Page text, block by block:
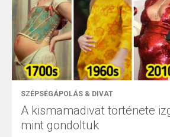
SZÉPSÉGÁPOLÁS & DIVAT
A kismamadivat története
mint gondoltuk